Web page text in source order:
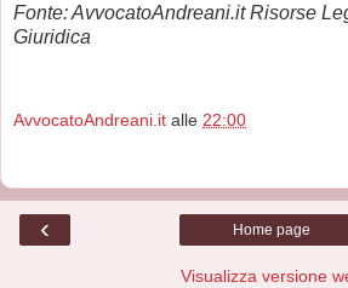
Fonte: AvvocatoAndreani.it Risorse
Giuridica
AvvocatoAndreani.it alle 22:00
‹ Home page
Visualizza versione